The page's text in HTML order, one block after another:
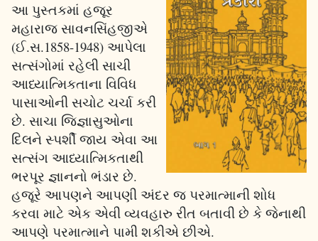
આ પુસ્તકમાં હજૂર
મહારાજ સાવનસિંહજીએ
(ઈ.સ.1858-1948) આપેલા
સત્સંગોમાં રહેલી સાચી
આધ્યાત્મિકતાના વિવિધ
પાસાઓની સચોટ ચર્ચા કરી
છે. સાચા જિજ્ઞાસુઓના
દિલને સ્પર્શી જાય એવા આ
સત્સંગ આધ્યાત્મિકતાથી
ભરપૂર જ્ઞાનનો ભંડાર છે.
હજૂરે આપણને આપણી અંદર જ પરમાત્માની શોધ
કરવા માટે એક એવી વ્યવહારુ રીત બતાવી છે કે જેનાથી
આપણે પરમાત્માને પામી શકીએ છીએ.